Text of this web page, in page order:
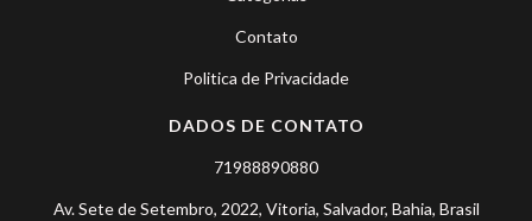
Contato
Politica de Privacidade
DADOS DE CONTATO
71988890880
Av. Sete de Setembro, 2022, Vitoria, Salvador, Bahia, Brasil